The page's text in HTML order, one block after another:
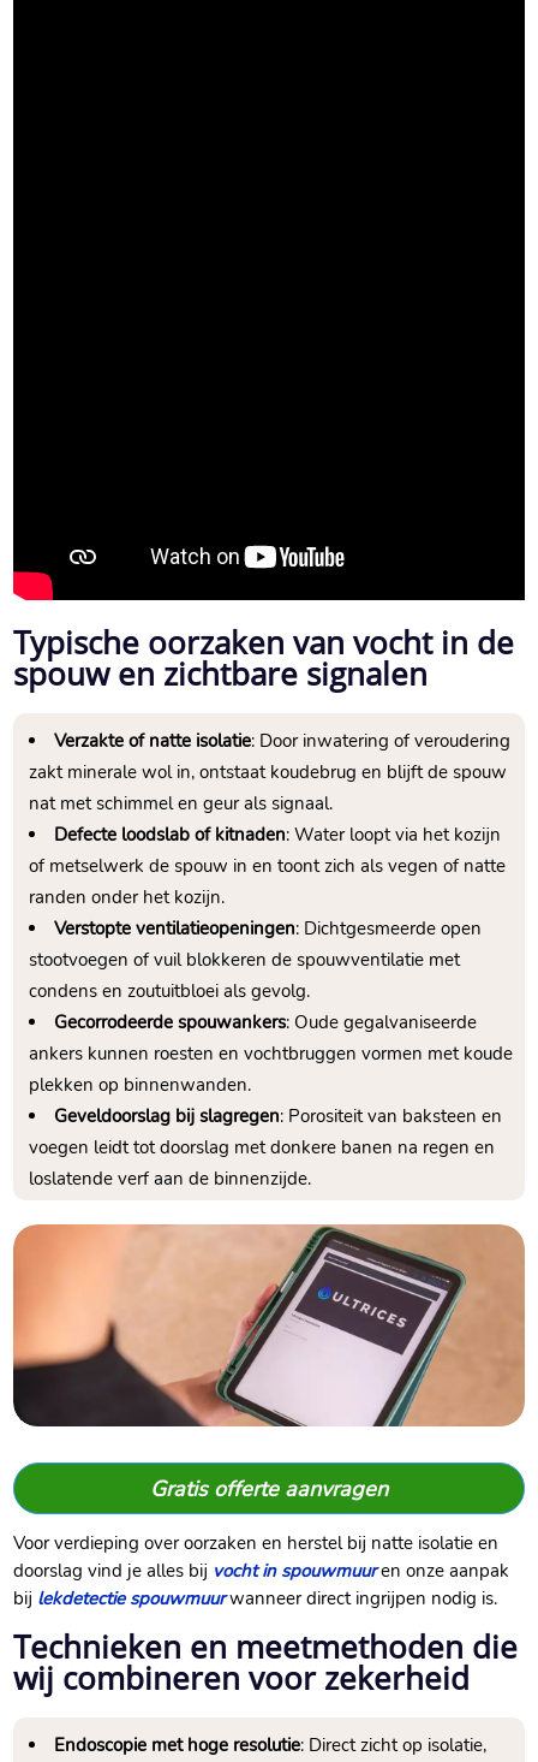
Typische oorzaken van vocht in de
spouw en zichtbare signalen
Verzakte of natte isolatie: Door inwatering of veroudering
zakt minerale wol in, ontstaat koudebrug en blijft de spouw
nat met schimmel en geur als signaal.​
Defecte loodslab of kitnaden: Water loopt via het kozijn
of metselwerk de spouw in en toont zich als vegen of natte
randen onder het kozijn.​
Verstopte ventilatieopeningen: Dichtgesmeerde open
stootvoegen of vuil blokkeren de spouwventilatie met
condens en zoutuitbloei als gevolg.​
Gecorrodeerde spouwankers: Oude gegalvaniseerde
ankers kunnen roesten en vochtbruggen vormen met koude
plekken op binnenwanden.​
Geveldoorslag bij slagregen: Porositeit van baksteen en
voegen leidt tot doorslag met donkere banen na regen en
loslatende verf aan de binnenzijde.​
Gratis offerte aanvragen
Voor verdieping over oorzaken en herstel bij natte isolatie en
doorslag vind je alles bij vocht in spouwmuuren onze aanpak
bij lekdetectie spouwmuurwanneer direct ingrijpen nodig is.​
Technieken en meetmethoden die
wij combineren voor zekerheid
Endoscopie met hoge resolutie: Direct zicht op isolatie,